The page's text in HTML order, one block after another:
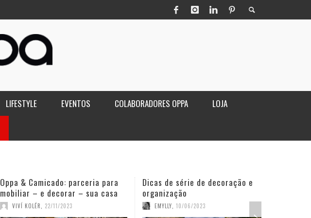
LIFESTYLE EVENTOS COLABORADORES OPPA LOJA
Oppa & Camicado: parceria para
mobiliar – e decorar – sua casa
VIVÍ KOLÉR 22/11/2023
Dicas de série de decoração e
organização
EMYLLY 10/06/2023